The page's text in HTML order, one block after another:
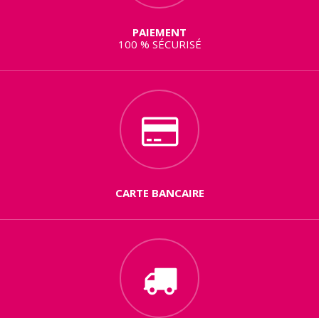
PAIEMENT
100 % SÉCURISÉ
CARTE BANCAIRE